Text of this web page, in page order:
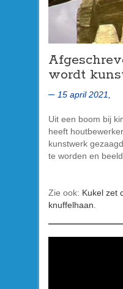
wordt
15 april 2021,
Uit een boom bij
heeft
kunstwerk
te worden en
Zie ook: Kukel zet
knuffelhaan.